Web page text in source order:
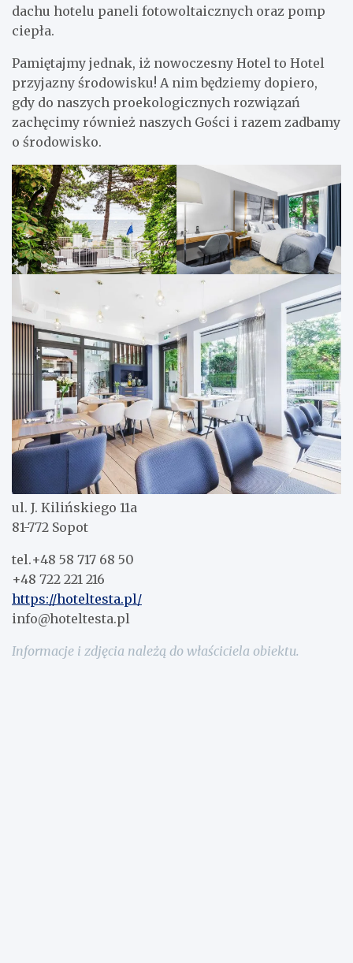
dachu hotelu paneli fotowoltaicznych oraz pomp
ciepła.
Pamiętajmy jednak, iż nowoczesny Hotel to Hotel
przyjazny środowisku! A nim będziemy dopiero,
gdy do naszych proekologicznych rozwiązań
zachęcimy również naszych Gości i razem zadbamy
o środowisko.
ul. J. Kilińskiego 11a
81-772 Sopot
tel.+48 58 717 68 50
+48 722 221 216
https://hoteltesta.pl/
info@hoteltesta.pl
Informacje i zdjęcia należą do właściciela obiektu.